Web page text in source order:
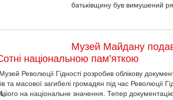
Музей Майдану
національною пам'яткою
Революції Гідності розробив облікову
та масової загибелі громадян під час Революції
на національне значення. Тепер